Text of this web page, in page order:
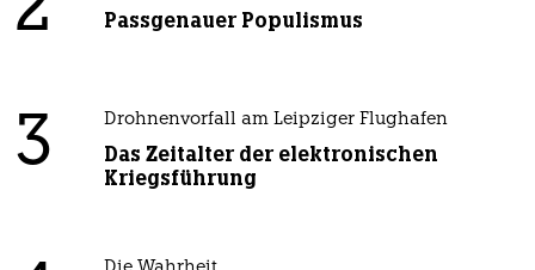
Passgenauer Populismus
3 Drohnenvorfall am Leipziger Flughafen
Das Zeitalter der elektronischen
Kriegsführung